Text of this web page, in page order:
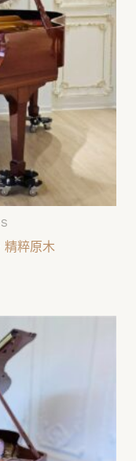
精粹原木